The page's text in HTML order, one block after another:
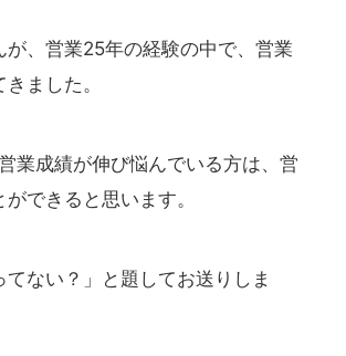
、営業25年の経験の中で、営業
ました。
業成績が伸び悩んでいる方は、営
できると思います。
ない？」と題してお送りしま